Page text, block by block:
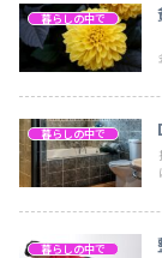
暮らしの中で
暮らしの中で
暮らしの中で